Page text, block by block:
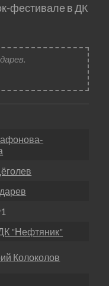
фестивале в ДК
"Нефтяник"
Колоколов